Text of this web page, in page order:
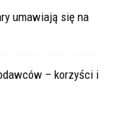
umawiają się na
– korzyści i